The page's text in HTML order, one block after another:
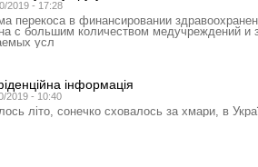
2019 - 17:28
перекоса в финансировании
с большим количеством медучреждений и
усл
інформація
2019 - 10:40
літо, сонечко сховалось за хмари, в